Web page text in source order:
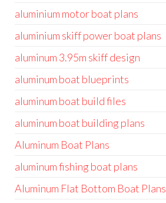
aluminium motor boat plans
aluminium skiff power boat plans
aluminum 3.95m skiff design
aluminum boat blueprints
aluminum boat build files
aluminum boat building plans
Aluminum Boat Plans
aluminum fishing boat plans
Aluminum Flat Bottom Boat Plans